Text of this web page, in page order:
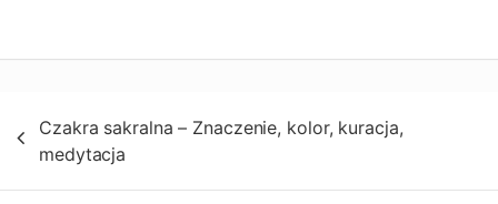
wpisuCzakra sakralna – Znaczenie, kolor, kuracja,
medytacja